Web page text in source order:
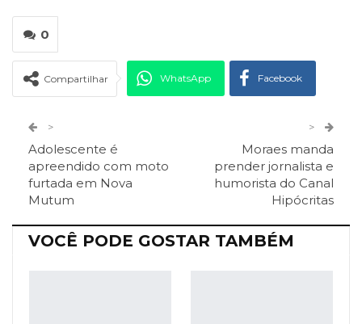
0
Compartilhar WhatsApp Facebook
Facebook Messenger O email
>
Adolescente é
apreendido com moto
furtada em Nova
Mutum
>
Moraes manda
prender jornalista e
humorista do Canal
Hipócritas
VOCÊ PODE GOSTAR TAMBÉM